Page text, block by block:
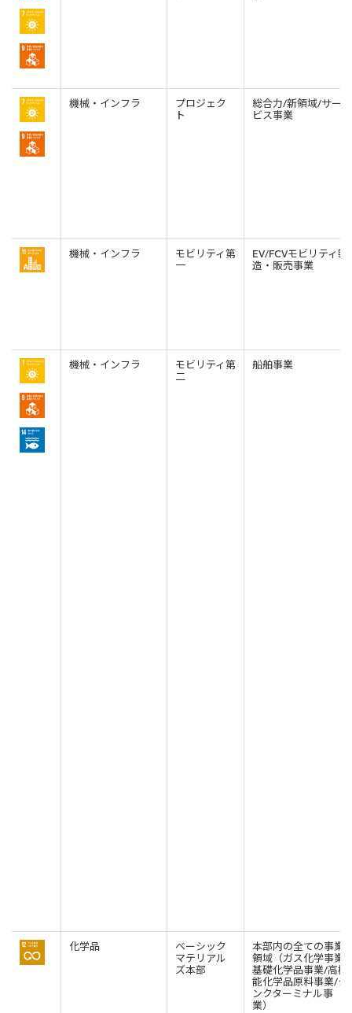
機械・インフラ プロジェク
ト
総合力/新領域/サー
ビス事業
機械・インフラ モビリティ第
一
EV/FCVモビリティ製
造・販売事業
機械・インフラ モビリティ第
二
船舶事業
化学品 ベーシック
マテリアル
ズ本部
本部内の全ての事業
領域（ガス化学事業/
基礎化学品事業/高機
能化学品原料事業/タ
ンクターミナル事
業）